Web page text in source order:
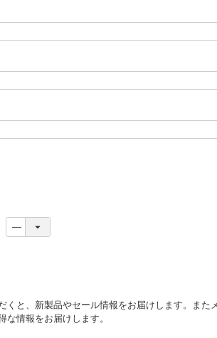
くと、新製品やセール情報をお届けします。また
な情報をお届けします。